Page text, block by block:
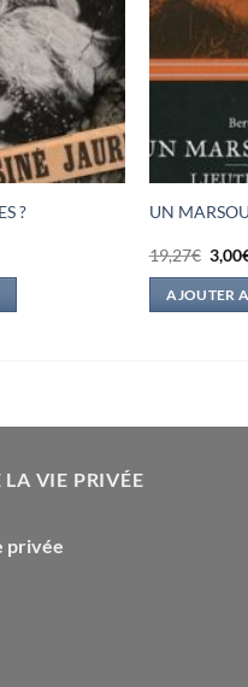
? UN
19,27€ Le
prix
était
3,00
AJOUTER
VIE PRIVÉE
privée